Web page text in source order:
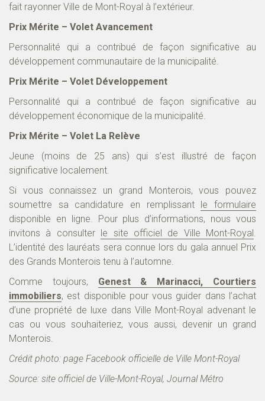
fait rayonner Ville de Mont-Royal à l’extérieur.
Prix Mérite – Volet Avancement
Personnalité qui a contribué de façon significative au
développement communautaire de la municipalité.
Prix Mérite – Volet Développement
Personnalité qui a contribué de façon significative au
développement économique de la municipalité.
Prix Mérite – Volet La Relève
Jeune (moins de 25 ans) qui s’est illustré de façon
significative localement.
Si vous connaissez un grand Monterois, vous pouvez
soumettre sa candidature en remplissant le formulaire
disponible en ligne. Pour plus d’informations, nous vous
invitons à consulter le site officiel de Ville Mont-Royal.
L’identité des lauréats sera connue lors du gala annuel Prix
des Grands Monterois tenu à l’automne.
Comme toujours, Genest & Marinacci, Courtiers
immobiliers, est disponible pour vous guider dans l’achat
d’une propriété de luxe dans Ville Mont-Royal advenant le
cas ou vous souhaiteriez, vous aussi, devenir un grand
Monterois.
Crédit photo: page Facebook officielle de Ville Mont-Royal
Source: site officiel de Ville-Mont-Royal, Journal Métro